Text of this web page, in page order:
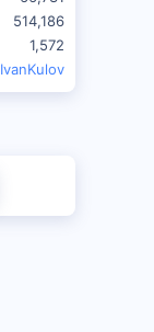
514,186
1,572
IvanKulov